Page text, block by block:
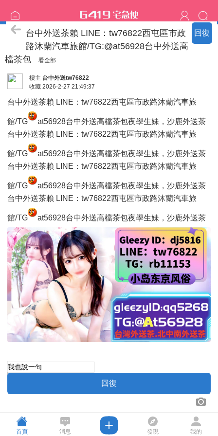
回復
《戰車世界外掛》
台中外送茶賴 LINE：tw76822西屯區市政
路沐蘭汽車旅館/TG:@at56928台中外送高
檔茶包
看全部
樓主 台中外送tw76822
收藏 2026-2-27 21:49:37
台中外送茶賴 LINE：tw76822西屯區市政路沐蘭汽車旅
館/TG
at56928台中外送高檔茶包夜學生妹，沙鹿外送茶
台中外送茶賴 LINE：tw76822西屯區市政路沐蘭汽車旅
館/TG
at56928台中外送高檔茶包夜學生妹，沙鹿外送茶
台中外送茶賴 LINE：tw76822西屯區市政路沐蘭汽車旅
館/TG
at56928台中外送高檔茶包夜學生妹，沙鹿外送茶
台中外送茶賴 LINE：tw76822西屯區市政路沐蘭汽車旅
館/TG at56928台中外送高檔茶包夜學生妹，沙鹿外送茶
首頁 消息 發現 我的